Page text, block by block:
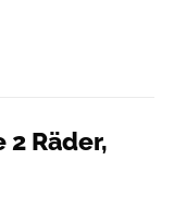
2 Räder,